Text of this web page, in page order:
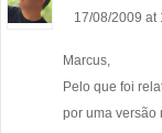
17/08/2009 at
Marcus,
Pelo que foi
por uma versão